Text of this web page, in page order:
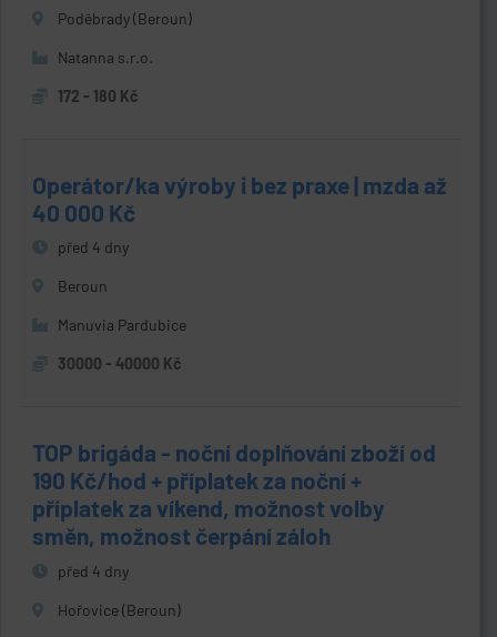
Poděbrady (Beroun)
Natanna s.r.o.
172 - 180 Kč
Operátor/ka výroby i bez praxe | mzda až
40 000 Kč
před 4 dny
Beroun
Manuvia Pardubice
30000 - 40000 Kč
TOP brigáda - noční doplňování zboží od
190 Kč/hod + příplatek za noční +
příplatek za víkend, možnost volby
směn, možnost čerpání záloh
před 4 dny
Hořovice (Beroun)